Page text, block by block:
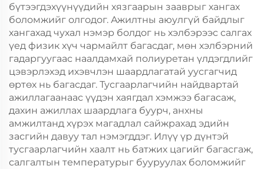
бүтээгдэхүүнүүдийн хязгаарын зааврыг хангах
боломжийг олгодог. Ажилтны аюулгүй байдлыг
хангахад чухал нэмэр болдог нь хэлбэрээс салгах
үед физик хүч чармайлт багасдаг, мөн хэлбэрний
гадаргуугаас наалдамхай полиуретан үлдэгдлийг
цэвэрлэхэд ихэвчлэн шаардлагатай уусгагчид
өртөх нь багасдаг. Тусгаарлагчийн найдвартай
ажиллагаанаас үүдэн хаягдал хэмжээ багасаж,
дахин ажиллах шаардлага буурч, анхны
амжилтанд хүрэх магадлал сайжрахад эдийн
засгийн давуу тал нэмэгддэг. Илүү үр дүнтэй
тусгаарлагчийн хаалт нь батжих цагийг багасгаж,
салгалтын температурыг бууруулах боломжийг